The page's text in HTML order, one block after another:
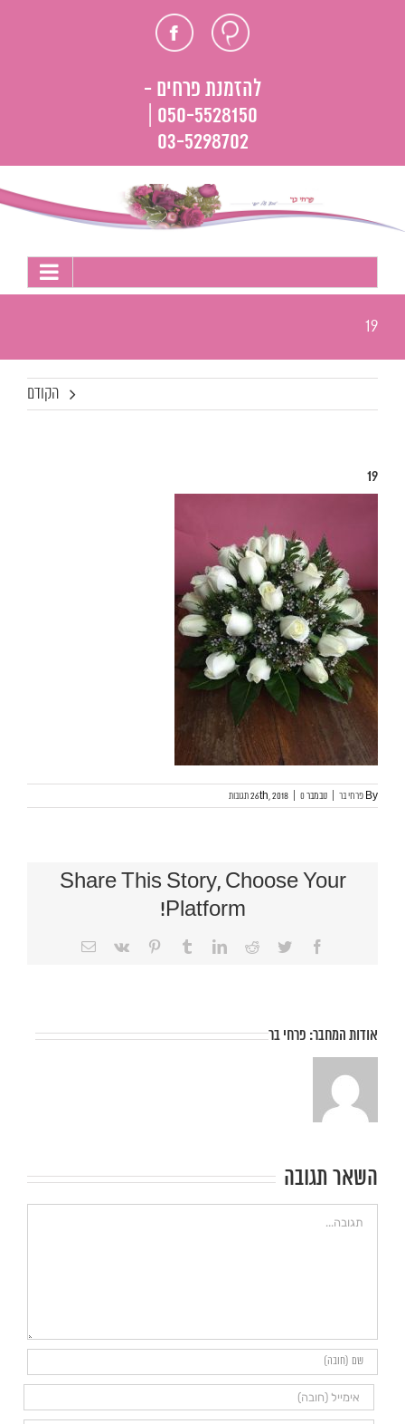
חוות פייסבוק
להזמנת פרחים -
050-5528150 |
03-5298702
19
הקודם
19
By פרחי בר נובמבר 26th, 20180 תגובות
Share This Story, Choose Your
Platform!
Facebook
Twitter
Reddit
LinkedIn
Tumblr
Pinterest
Vk
כתובת
אודות המחבר: פרחי בר
השאר תגובה